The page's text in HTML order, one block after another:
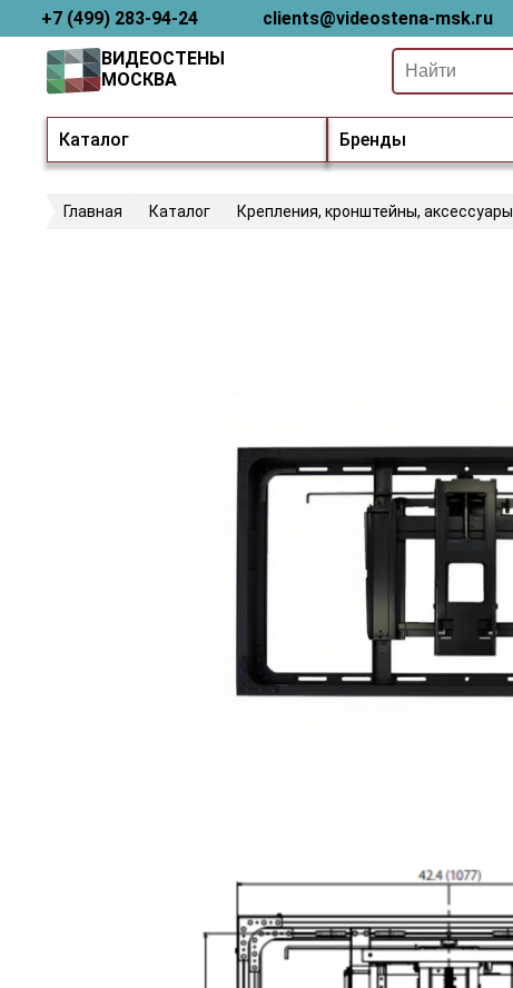
+7 (499) 283-94-24 clients@videostena-msk.ru
Каталог Бренды
ВИДЕОСТЕНЫ
МОСКВА
Главная Каталог Крепления, кронштейны, аксессуары